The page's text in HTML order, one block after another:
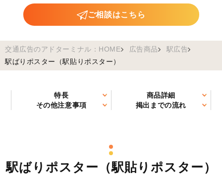
ご相談はこちら
交通広告のアドターミナル：HOME 広告商品
駅広告
駅ばりポスター（駅貼りポスター）
特長
商品詳細
その他注意事項
掲出までの流れ
駅ばりポスター（駅貼りポスター）